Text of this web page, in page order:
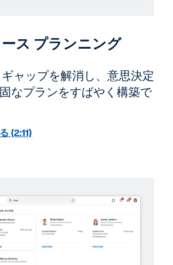
ス プランニング
ャップを解消し、意思決定
なプランをすばやく構築で
(2:11)